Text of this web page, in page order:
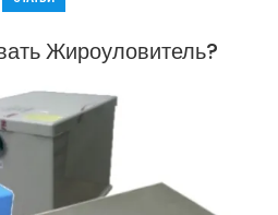
Жироуловитель?